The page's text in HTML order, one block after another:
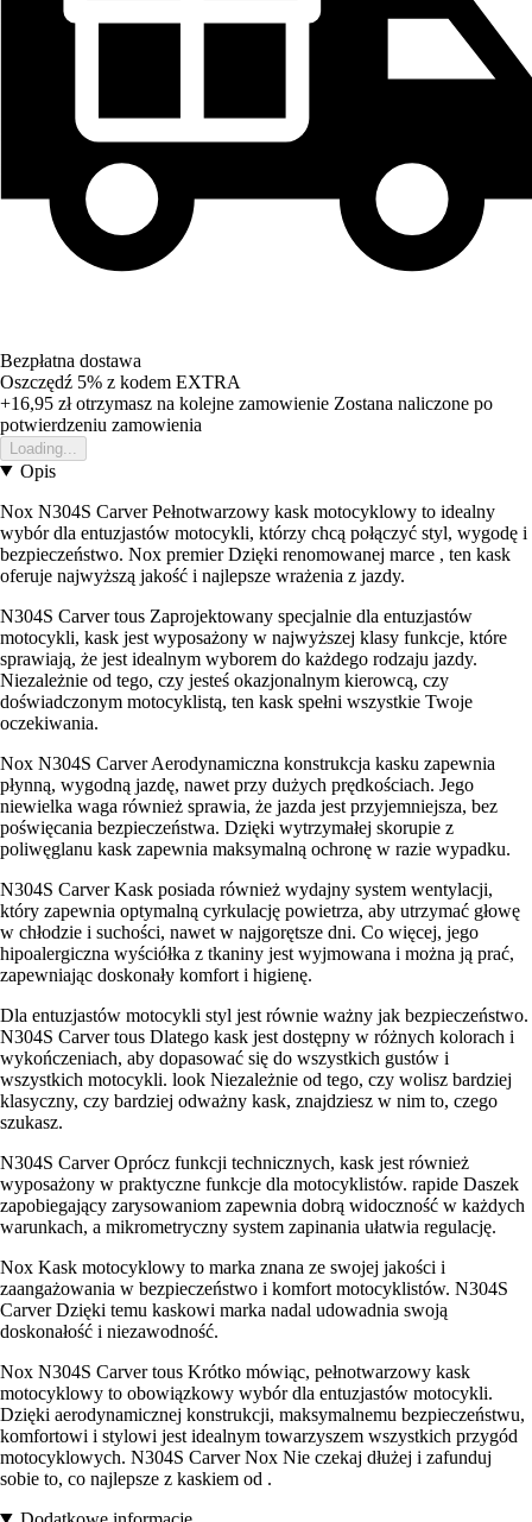
Bezpłatna dostawa
Oszczędź 5% z kodem EXTRA
+16,95 złotrzymasz na kolejne zamowienie Zostana naliczone po
potwierdzeniu zamowienia
Loading...
Opis
Nox N304S Carver Pełnotwarzowy kask motocyklowy to idealny
wybór dla entuzjastów motocykli, którzy chcą połączyć styl, wygodę i
bezpieczeństwo. Nox premier Dzięki renomowanej marce , ten kask
oferuje najwyższą jakość i najlepsze wrażenia z jazdy.
N304S Carver tous Zaprojektowany specjalnie dla entuzjastów
motocykli, kask jest wyposażony w najwyższej klasy funkcje, które
sprawiają, że jest idealnym wyborem do każdego rodzaju jazdy.
Niezależnie od tego, czy jesteś okazjonalnym kierowcą, czy
doświadczonym motocyklistą, ten kask spełni wszystkie Twoje
oczekiwania.
Nox N304S Carver Aerodynamiczna konstrukcja kasku zapewnia
płynną, wygodną jazdę, nawet przy dużych prędkościach. Jego
niewielka waga również sprawia, że jazda jest przyjemniejsza, bez
poświęcania bezpieczeństwa. Dzięki wytrzymałej skorupie z
poliwęglanu kask zapewnia maksymalną ochronę w razie wypadku.
N304S Carver Kask posiada również wydajny system wentylacji,
który zapewnia optymalną cyrkulację powietrza, aby utrzymać głowę
w chłodzie i suchości, nawet w najgorętsze dni. Co więcej, jego
hipoalergiczna wyściółka z tkaniny jest wyjmowana i można ją prać,
zapewniając doskonały komfort i higienę.
Dla entuzjastów motocykli styl jest równie ważny jak bezpieczeństwo.
N304S Carver tous Dlatego kask jest dostępny w różnych kolorach i
wykończeniach, aby dopasować się do wszystkich gustów i
wszystkich motocykli. look Niezależnie od tego, czy wolisz bardziej
klasyczny, czy bardziej odważny kask, znajdziesz w nim to, czego
szukasz.
N304S Carver Oprócz funkcji technicznych, kask jest również
wyposażony w praktyczne funkcje dla motocyklistów. rapide Daszek
zapobiegający zarysowaniom zapewnia dobrą widoczność w każdych
warunkach, a mikrometryczny system zapinania ułatwia regulację.
Nox Kask motocyklowy to marka znana ze swojej jakości i
zaangażowania w bezpieczeństwo i komfort motocyklistów. N304S
Carver Dzięki temu kaskowi marka nadal udowadnia swoją
doskonałość i niezawodność.
Nox N304S Carver tous Krótko mówiąc, pełnotwarzowy kask
motocyklowy to obowiązkowy wybór dla entuzjastów motocykli.
Dzięki aerodynamicznej konstrukcji, maksymalnemu bezpieczeństwu,
komfortowi i stylowi jest idealnym towarzyszem wszystkich przygód
motocyklowych. N304S Carver Nox Nie czekaj dłużej i zafunduj
sobie to, co najlepsze z kaskiem od .